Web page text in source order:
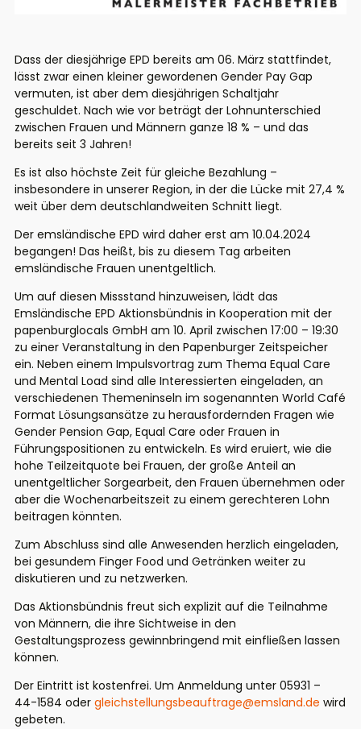
Dass der diesjährige EPD bereits am 06. März stattfindet,
lässt zwar einen kleiner gewordenen Gender Pay Gap
vermuten, ist aber dem diesjährigen Schaltjahr
geschuldet. Nach wie vor beträgt der Lohnunterschied
zwischen Frauen und Männern ganze 18 % – und das
bereits seit 3 Jahren!
Es ist also höchste Zeit für gleiche Bezahlung –
insbesondere in unserer Region, in der die Lücke mit 27,4 %
weit über dem deutschlandweiten Schnitt liegt.
Der emsländische EPD wird daher erst am 10.04.2024
begangen! Das heißt, bis zu diesem Tag arbeiten
emsländische Frauen unentgeltlich.
Um auf diesen Missstand hinzuweisen, lädt das
Emsländische EPD Aktionsbündnis in Kooperation mit der
papenburglocals GmbH am 10. April zwischen 17:00 – 19:30
zu einer Veranstaltung in den Papenburger Zeitspeicher
ein. Neben einem Impulsvortrag zum Thema Equal Care
und Mental Load sind alle Interessierten eingeladen, an
verschiedenen Themeninseln im sogenannten World Café
Format Lösungsansätze zu herausfordernden Fragen wie
Gender Pension Gap, Equal Care oder Frauen in
Führungspositionen zu entwickeln. Es wird eruiert, wie die
hohe Teilzeitquote bei Frauen, der große Anteil an
unentgeltlicher Sorgearbeit, den Frauen übernehmen oder
aber die Wochenarbeitszeit zu einem gerechteren Lohn
beitragen könnten.
Zum Abschluss sind alle Anwesenden herzlich eingeladen,
bei gesundem Finger Food und Getränken weiter zu
diskutieren und zu netzwerken.
Das Aktionsbündnis freut sich explizit auf die Teilnahme
von Männern, die ihre Sichtweise in den
Gestaltungsprozess gewinnbringend mit einfließen lassen
können.
Der Eintritt ist kostenfrei. Um Anmeldung unter 05931 –
44-1584 oder gleichstellungsbeauftrage@emsland.de wird
gebeten.